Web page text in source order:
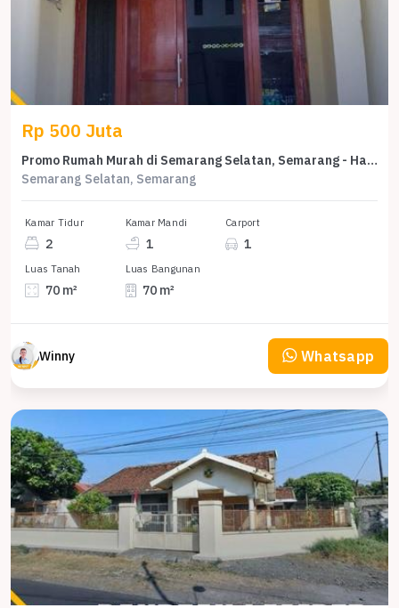
Rp 500 Juta
Promo Rumah Murah di Semarang Selatan, Semarang - Harga 500 Juta
Semarang Selatan, Semarang
Kamar Tidur
2
Kamar Mandi
1
Carport
1
Luas Tanah
70 m²
Luas Bangunan
70 m²
Winny Whatsapp